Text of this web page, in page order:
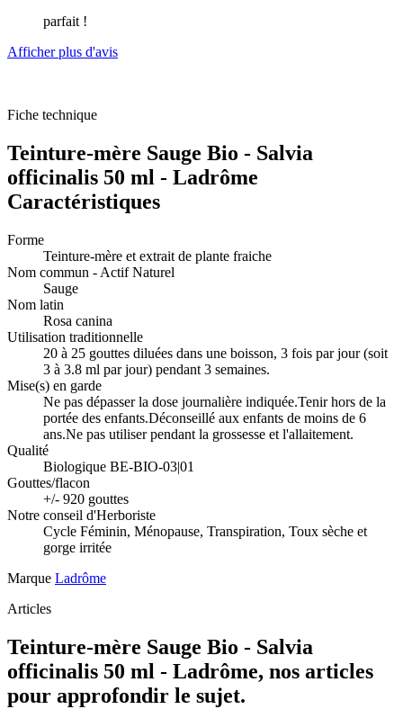
parfait !
Afficher plus d'avis
Fiche technique
Teinture-mère Sauge Bio - Salvia
officinalis 50 ml - Ladrôme
Caractéristiques
Forme
Teinture-mère et extrait de plante fraiche
Nom commun - Actif Naturel
Sauge
Nom latin
Rosa canina
Utilisation traditionnelle
20 à 25 gouttes diluées dans une boisson, 3 fois par jour (soit
3 à 3.8 ml par jour) pendant 3 semaines.
Mise(s) en garde
Ne pas dépasser la dose journalière indiquée.Tenir hors de la
portée des enfants.Déconseillé aux enfants de moins de 6
ans.Ne pas utiliser pendant la grossesse et l'allaitement.
Qualité
Biologique BE-BIO-03|01
Gouttes/flacon
+/- 920 gouttes
Notre conseil d'Herboriste
Cycle Féminin, Ménopause, Transpiration, Toux sèche et
gorge irritée
Marque Ladrôme
Articles
Teinture-mère Sauge Bio - Salvia
officinalis 50 ml - Ladrôme, nos articles
pour approfondir le sujet.